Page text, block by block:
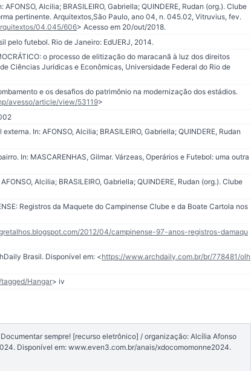
Alcilia; BRASILEIRO, Gabriella; QUINDERE, Rudan (org.). Clube
pertinente. Arquitextos,São Paulo, ano 04, n. 045.02, Vitruvius, fev.
04.045/606> Acesso em 20/out/2018.
pelo futebol. Rio de Janeiro: EdUERJ, 2014.
o processo de elitização do maracanã à luz dos direitos
Ciências Jurídicas e Econômicas, Universidade Federal do Rio de
e os desafios do patrimônio na modernização dos estádios.
avesso/article/view/53119>
In: AFONSO, Alcilia; BRASILEIRO, Gabriella; QUINDERE, Rudan
In: MASCARENHAS, Gilmar. Várzeas, Operários e Futebol: uma outra
Alcilia; BRASILEIRO, Gabriella; QUINDERE, Rudan (org.). Clube
Registros da Maquete do Campinense Clube e da Boate Cartola nos
2012/04/campinense-97-anos-registros-damaqu
Brasil. Disponível em: <https://www.archdaily.com.br/br/778481/olh
Hangar> iv
sempre! [recurso eletrônico] / organização: Alcília Afonso
Disponível em: www.even3.com.br/anais/xdocomomonne2024.